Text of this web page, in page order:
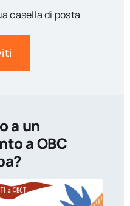
casella di posta
a un
a OBC